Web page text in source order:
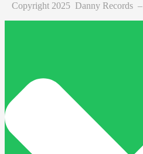
Copyright 2025 Danny Records –